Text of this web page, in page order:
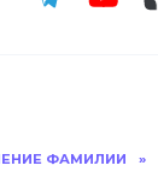
ФАМИЛИИ »